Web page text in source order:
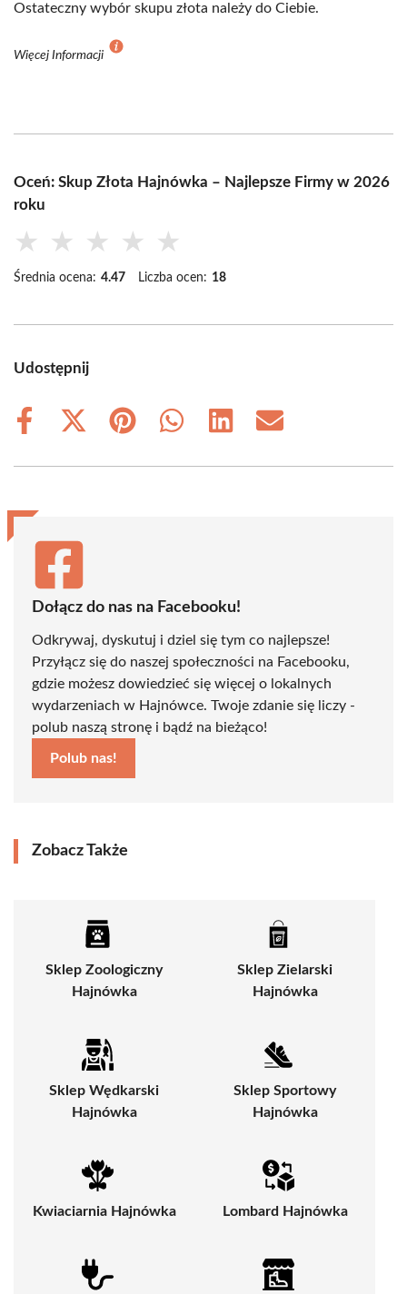
Ostateczny wybór skupu złota należy do Ciebie.
Więcej Informacji
Oceń: Skup Złota Hajnówka – Najlepsze Firmy w 2026
roku
★ ★ ★ ★ ★
Średnia ocena: 4.47 Liczba ocen: 18
Udostępnij
Share
Share
(Twitter)
Share
Share
Share
Share
Dołącz do nas na Facebooku!
Odkrywaj, dyskutuj i dziel się tym co najlepsze!
Przyłącz się do naszej społeczności na Facebooku,
gdzie możesz dowiedzieć się więcej o lokalnych
wydarzeniach w Hajnówce. Twoje zdanie się liczy -
polub naszą stronę i bądź na bieżąco!
Polub nas!
Zobacz Także
Sklep Zoologiczny
Hajnówka
Sklep Zielarski
Hajnówka
Sklep Wędkarski
Hajnówka
Sklep Sportowy
Hajnówka
Kwiaciarnia Hajnówka Lombard Hajnówka